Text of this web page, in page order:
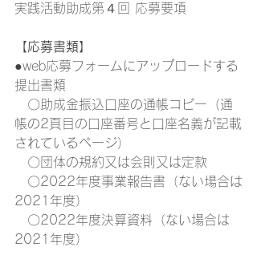
実践活動助成第４回 応募要項
【応募書類】
●web応募フォームにアップロードする
提出書類
〇助成金振込口座の通帳コピー（通
帳の2頁目の口座番号と口座名義が記載
されているページ）
〇団体の規約又は会則又は定款
〇2022年度事業報告書（ない場合は
2021年度）
〇2022年度決算資料（ない場合は
2021年度）